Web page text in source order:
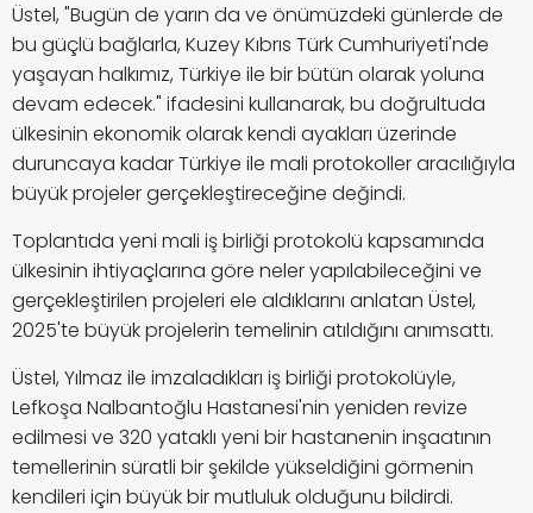
Üstel, "Bugün de yarın da ve önümüzdeki günlerde de
bu güçlü bağlarla, Kuzey Kıbrıs Türk Cumhuriyeti'nde
yaşayan halkımız, Türkiye ile bir bütün olarak yoluna
devam edecek." ifadesini kullanarak, bu doğrultuda
ülkesinin ekonomik olarak kendi ayakları üzerinde
duruncaya kadar Türkiye ile mali protokoller aracılığıyla
büyük projeler gerçekleştireceğine değindi.
Toplantıda yeni mali iş birliği protokolü kapsamında
ülkesinin ihtiyaçlarına göre neler yapılabileceğini ve
gerçekleştirilen projeleri ele aldıklarını anlatan Üstel,
2025'te büyük projelerin temelinin atıldığını anımsattı.
Üstel, Yılmaz ile imzaladıkları iş birliği protokolüyle,
Lefkoşa Nalbantoğlu Hastanesi'nin yeniden revize
edilmesi ve 320 yataklı yeni bir hastanenin inşaatının
temellerinin süratli bir şekilde yükseldiğini görmenin
kendileri için büyük bir mutluluk olduğunu bildirdi.